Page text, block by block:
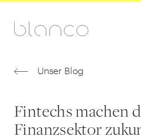
Unser Blog
Fintechs machen
Finanzsektor